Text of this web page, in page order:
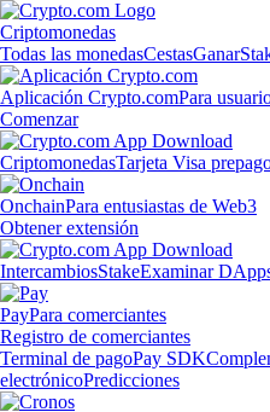
Criptomonedas
Todas las monedasCestasGanar
Aplicación Crypto.comPara
Comenzar
CriptomonedasTarjeta Visa
OnchainPara entusiastas de Web3
Obtener extensión
IntercambiosStakeExaminar
PayPara comerciantes
Registro de comerciantes
Terminal de pagoPay SDK
electrónicoPredicciones